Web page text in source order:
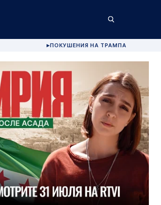
▶ПОКУШЕНИЯ НА ТРАМПА